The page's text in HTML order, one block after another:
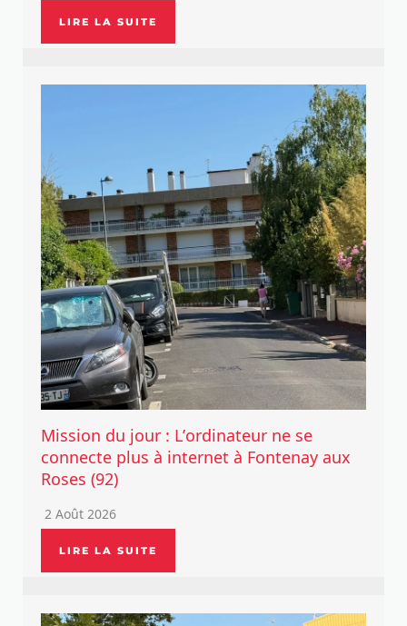
LIRE LA SUITE
Mission du jour : L’ordinateur ne se
connecte plus à internet à Fontenay aux
Roses (92)
2 Août 2026
LIRE LA SUITE